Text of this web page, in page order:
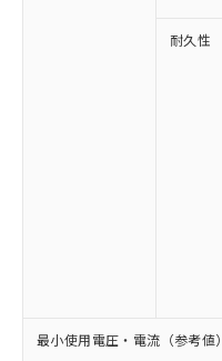
耐久性
最小使用電圧・電流（参考値）